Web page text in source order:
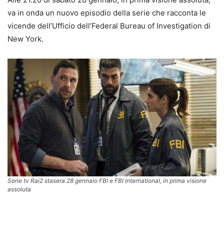
va in onda un nuovo episodio della serie che racconta le
vicende dell’Ufficio dell’Federal Bureau of Investigation di
New York.
Serie tv Rai2 stasera 28 gennaio FBI e FBI International, in prima visione
assoluta